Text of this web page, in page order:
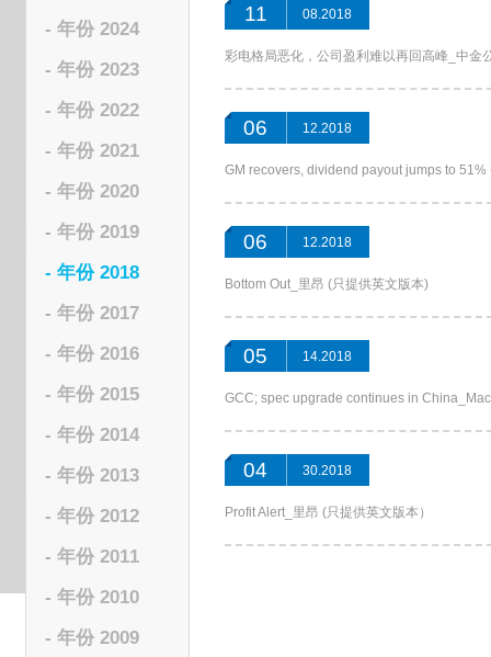
- 年份 2024
- 年份 2023
- 年份 2022
- 年份 2021
- 年份 2020
- 年份 2019
- 年份 2018
- 年份 2017
- 年份 2016
- 年份 2015
- 年份 2014
- 年份 2013
- 年份 2012
- 年份 2011
- 年份 2010
- 年份 2009
11 08.2018
彩电格局恶化，公司盈利难以再回高峰_中金
06 12.2018
GM recovers, dividend payout jumps to
06 12.2018
Bottom Out_里昂 (只提供英文版本)
05 14.2018
GCC; spec upgrade continues in
04 30.2018
Profit Alert_里昂 (只提供英文版本）